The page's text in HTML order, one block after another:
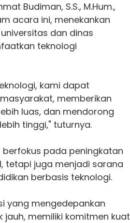
Budiman, S.S., M.Hum.,
acara ini, menekankan
dan dinas
teknologi
kami dapat
memberikan
luas, dan mendorong
tinggi," tuturnya.
pada peningkatan
tetapi juga menjadi sarana
berbasis teknologi.
yang mengedepankan
memiliki komitmen kuat